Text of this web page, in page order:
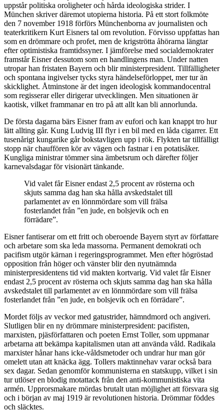
uppstår politiska oroligheter och hårda ideologiska strider. I
München skriver däremot utopierna historia. På ett stort folkmöte
den 7 november 1918 förförs Münchenborna av journalisten och
teaterkritikern Kurt Eisners tal om revolution. Förvisso uppfattas han
som en drömmare och profet, men de krigströtta åhörarna längtar
efter optimistiska framtidssyner. I jämförelse med socialdemokrater
framstår Eisner dessutom som en handlingens man. Under natten
utropar han fristaten Bayern och blir ministerpresident. Tillfälligheter
och spontana ingivelser tycks styra händelseförloppet, mer tur än
skicklighet. Åtminstone är det ingen ideologisk kommandocentral
som regisserar eller dirigerar utvecklingen. Men situationen är
kaotisk, vilket frammanar en tro på att allt kan bli annorlunda.
De första dagarna bärs Eisner fram av eufori och kan knappt tro hur
lätt allting går. Kung Ludvig III flyr i en bil med en låda cigarrer. Ett
tusenårigt kungarike går bokstavligen upp i rök. Flykten tar tillfälligt
stopp när chauffören kör av vägen och fastnar i en potatisåker.
Kungliga ministrar tömmer sina ämbetsrum och därefter följer
karnevalsdagar för visionärt tänkande.
Vid valet får Eisner endast 2,5 procent av rösterna och
skjuts samma dag han ska hålla avskedstalet till
parlamentet av en lönnmördare som vill frälsa
fosterlandet från ”en jude, en bolsjevik och en
förrädare”.
Eisner fantiserar om ett fritt och oberoende Bayern styrt av författare
och arbetare som ska leda massorna. Permanent demokrati och
pacifism utgör kärnan i regeringsprogrammet. Men efter högröstad
opposition från höger och vänster blir den nyutnämnda
ministerpresidentens tid vid makten kortvarig. Vid valet får Eisner
endast 2,5 procent av rösterna och skjuts samma dag han ska hålla
avskedstalet till parlamentet av en lönnmördare som vill frälsa
fosterlandet från ”en jude, en bolsjevik och en förrädare”.
Mordet följs av veckor med gatustrider, hämndmord och angiveri.
Slutligen blir en ny drömmare ministerpresident: pacifisten,
marxisten, pjäsförfattaren och poeten Ernst Toller, som uppmanar
arbetarna att bekämpa kapitalismen utan att använda våld. Radikala
marxister hånar hans icke-våldsmetoder och undrar hur man gör
omelett utan att knäcka ägg. Tollers maktinnehav varar också bara
sex dagar. Sedan genomför kommunisterna en statskupp, vilket i sin
tur utlöser en blodig motattack från den anti-kommunistiska vita
armén. Upprorsmakare mördas brutalt utan möjlighet att försvara sig
och i början av maj 1919 är revolutionen historia. Drömmar föddes
och släcktes.